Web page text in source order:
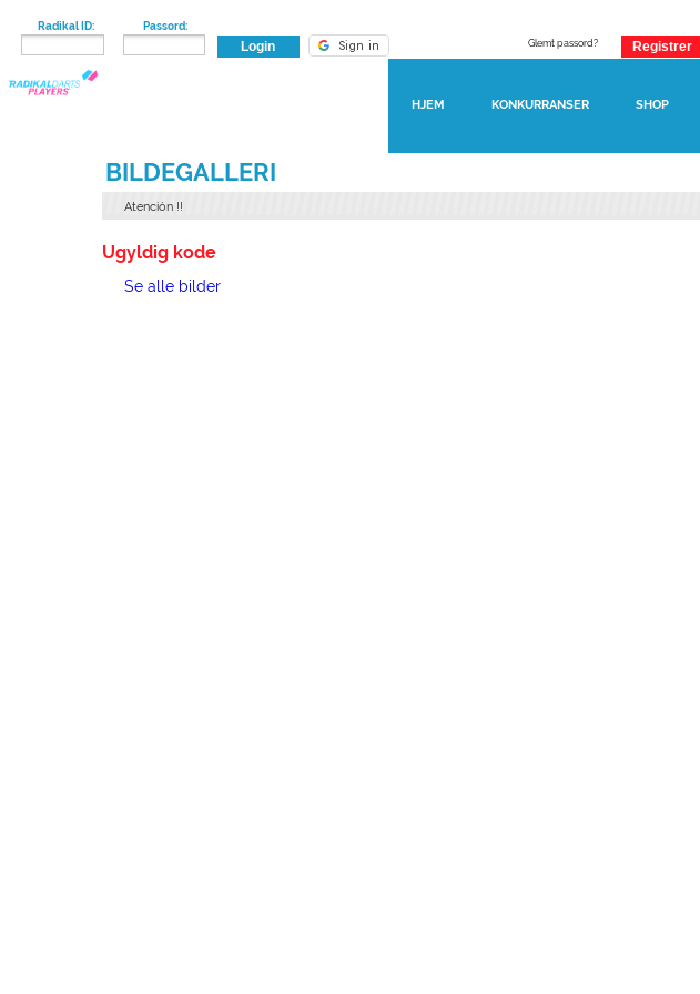
Radikal ID: Passord:
Glemt passord?
HJEM KONKURRANSER SHOP
BILDEGALLERI
Atención !!
Ugyldig kode
Se alle bilder